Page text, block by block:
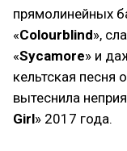
прямолинейных
«Colourblind»,
«Sycamore» и
кельтская песня
вытеснила
Girl» 2017 года.